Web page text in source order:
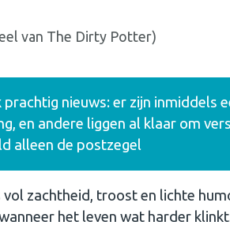
van The Dirty Potter)
nieuws: er zijn inmiddels
en andere liggen al klaar om
alleen de postzegel
vol zachtheid, troost en lichte
het leven wat harder